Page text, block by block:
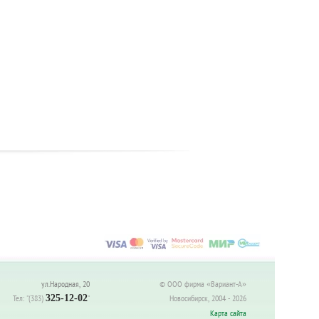
ул.Народная, 20
Тел: "(383) 325-12-02"
© ООО фирма «Вариант-А»
Новосибирск, 2004 - 2026
Карта сайта